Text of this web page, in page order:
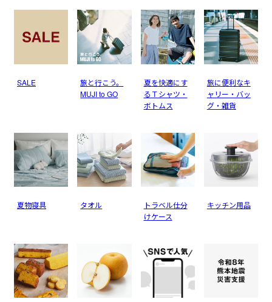
SALE
旅と行こう。
MUJI to GO
夏を快適にす
るＴシャツ・
ボトムス
旅に便利なキ
ャリー・バッ
グ・雑貨
夏物寝具 タオル
トラベル仕分
けケース
キッチン用品